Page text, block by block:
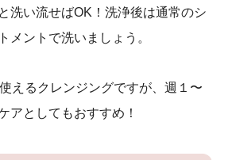
洗い流せばOK！洗浄後は通常のシ
メントで洗いましょう。
えるクレンジングですが、週１〜
アとしてもおすすめ！